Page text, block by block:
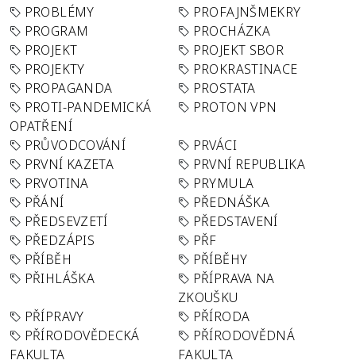
PROBLÉMY
PROFAJNŠMEKRY
PROGRAM
PROCHÁZKA
PROJEKT
PROJEKT SBOR
PROJEKTY
PROKRASTINACE
PROPAGANDA
PROSTATA
PROTI-PANDEMICKÁ
OPATŘENÍ
PROTON VPN
PRŮVODCOVÁNÍ
PRVÁCI
PRVNÍ KAZETA
PRVNÍ REPUBLIKA
PRVOTINA
PRYMULA
PŘÁNÍ
PŘEDNÁŠKA
PŘEDSEVZETÍ
PŘEDSTAVENÍ
PŘEDZÁPIS
PŘF
PŘÍBĚH
PŘÍBĚHY
PŘIHLÁŠKA
PŘÍPRAVA NA
ZKOUŠKU
PŘÍPRAVY
PŘÍRODA
PŘÍRODOVĚDECKÁ
FAKULTA
PŘÍRODOVĚDNÁ
FAKULTA